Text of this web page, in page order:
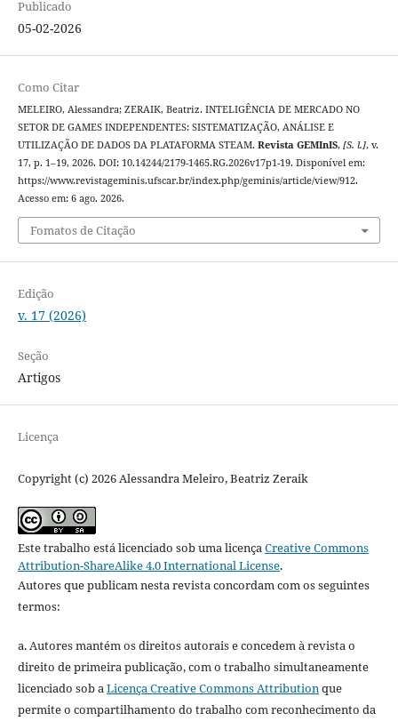
Publicado
05-02-2026
Como Citar
MELEIRO, Alessandra; ZERAIK, Beatriz. INTELIGÊNCIA DE MERCADO NO
SETOR DE GAMES INDEPENDENTES: SISTEMATIZAÇÃO, ANÁLISE E
UTILIZAÇÃO DE DADOS DA PLATAFORMA STEAM. Revista GEMInIS, [S. l.], v.
17, p. 1–19, 2026. DOI: 10.14244/2179-1465.RG.2026v17p1-19. Disponível em:
https://www.revistageminis.ufscar.br/index.php/geminis/article/view/912.
Acesso em: 6 ago. 2026.
Fomatos de Citação
Edição
v. 17 (2026)
Seção
Artigos
Licença
Copyright (c) 2026 Alessandra Meleiro, Beatriz Zeraik
Este trabalho está licenciado sob uma licençaCreative Commons
Attribution-ShareAlike 4.0 International License.
Autores que publicam nesta revista concordam com os seguintes
termos:
a. Autores mantém os direitos autorais e concedem à revista o
direito de primeira publicação, com o trabalho simultaneamente
licenciado sob aLicença Creative Commons Attributionque
permite o compartilhamento do trabalho com reconhecimento da